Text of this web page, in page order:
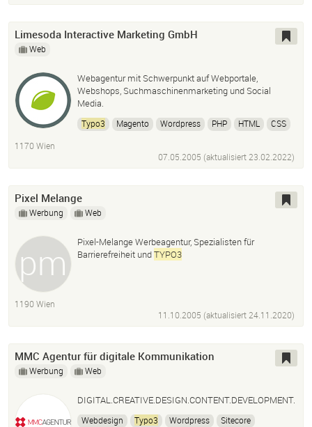
Limesoda Interactive Marketing GmbH
Web
Webagentur mit Schwerpunkt auf Webportale,
Webshops, Suchmaschinenmarketing und Social
Media.
Typo3 Magento Wordpress PHP HTML
CSS
1170 Wien
07.05.2005 (aktualisiert23.02.2022)
Pixel Melange
Werbung Web
Pixel-Melange Werbeagentur, Spezialisten für
Barrierefreiheit undTYPO3
1190 Wien
11.10.2005 (aktualisiert24.11.2020)
MMC Agentur für digitale Kommunikation
Werbung Web
DIGITAL.CREATIVE.DESIGN.CONTENT.DEVELOPMENT.
Webdesign Typo3 Wordpress
Sitecore